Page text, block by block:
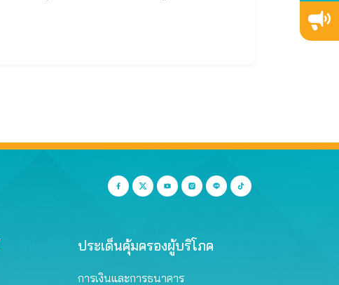
ประเด็นคุ้มครองผู้บริโภค
การเงินและการธนาคาร